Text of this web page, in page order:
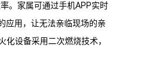
。家属可通过手机APP实时
应用，让无法亲临现场的亲
设备采用二次燃烧技术，